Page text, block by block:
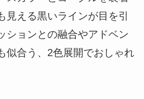
見える黒いラインが目を引
ションとの融合やアドベン
似合う、2色展開でおしゃれ